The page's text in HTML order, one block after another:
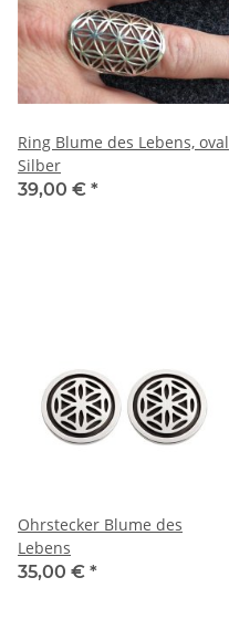
Ring Blume des Lebens, oval
Silber
39,00 € *
Ohrstecker Blume des
Lebens
35,00 € *